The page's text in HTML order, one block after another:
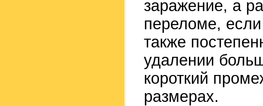
заражение, а
переломе,
также
удалении
короткий
размерах.